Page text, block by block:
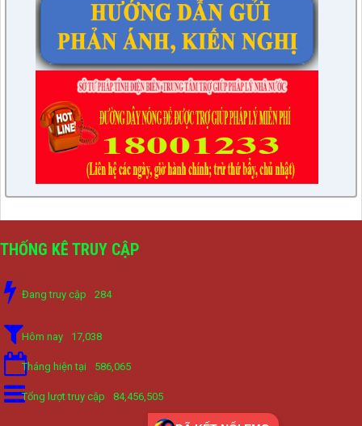
THỐNG KÊ TRUY CẬP
Đang truy cập 284
Hôm nay 17,038
Tháng hiện tại 586,065
Tổng lượt truy cập 84,456,505